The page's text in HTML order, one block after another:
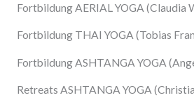
Fortbildung AERIAL YOGA (Claudia
Fortbildung THAI YOGA (Tobias
Fortbildung ASHTANGA YOGA
Retreats ASHTANGA YOGA